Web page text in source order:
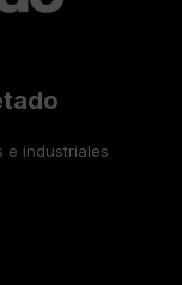
e industriales